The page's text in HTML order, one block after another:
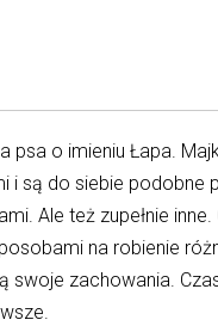
psa o imieniu Łapa.
i są do siebie podobne
Ale też zupełnie inne.
na robienie
swoje zachowania.